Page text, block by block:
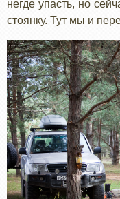
негде упасть, но
стоянку. Тут мы и